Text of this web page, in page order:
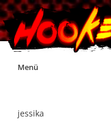
Skip
Menü
jessika